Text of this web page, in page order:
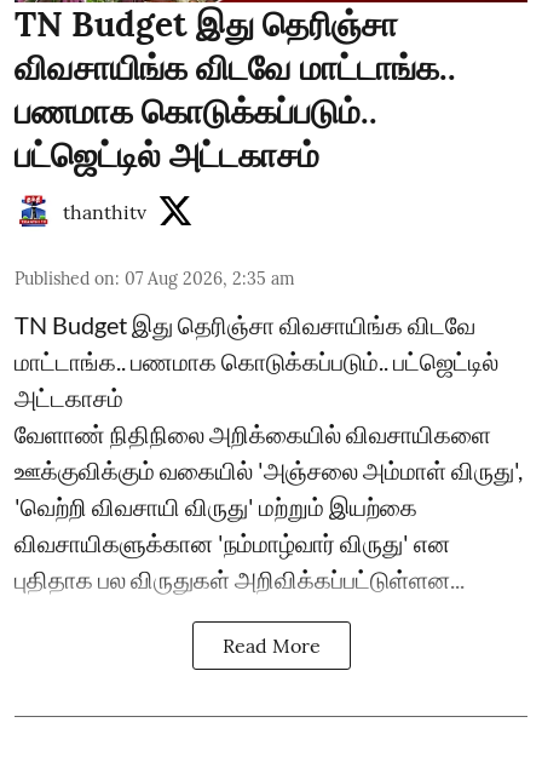
TN Budget இது தெரிஞ்சா
விவசாயிங்க விடவே மாட்டாங்க..
பணமாக கொடுக்கப்படும்..
பட்ஜெட்டில் அட்டகாசம்
thanthitv
Published on: 07 Aug 2026, 2:35 am
TN Budget இது தெரிஞ்சா விவசாயிங்க விடவே
மாட்டாங்க.. பணமாக கொடுக்கப்படும்.. பட்ஜெட்டில்
அட்டகாசம்
வேளாண் நிதிநிலை அறிக்கையில் விவசாயிகளை
ஊக்குவிக்கும் வகையில் 'அஞ்சலை அம்மாள் விருது',
'வெற்றி விவசாயி விருது' மற்றும் இயற்கை
விவசாயிகளுக்கான 'நம்மாழ்வார் விருது' என
புதிதாக பல விருதுகள் அறிவிக்கப்பட்டுள்ளன...
Read More